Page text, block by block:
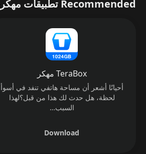
Recommended تطبيقات مهكرة apk
TeraBox مهكر
أحيانًا أشعر أن مساحة هاتفي تنفد في أسوأ
لحظة، هل حدث لك هذا من قبل؟لهذا
السبب…
Download